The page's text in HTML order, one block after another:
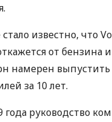
известно, что
от бензина
намерен
за 10 лет.
года руководство